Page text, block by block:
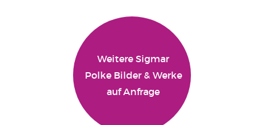
Weitere Sigmar
Polke Bilder & Werke
auf Anfrage